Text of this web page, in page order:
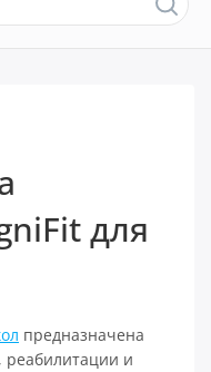
для
предназначена
реабилитации и